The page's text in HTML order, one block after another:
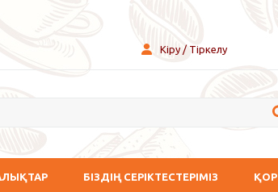
Кіру / Тіркелу
БІЗДІҢ СЕРІКТЕСТЕРІМІЗ ҚОР